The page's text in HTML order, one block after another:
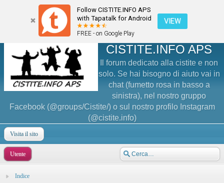
Follow CISTITE.INFO APS
with Tapatalk for Android
FREE - on Google Play
VIEW
CISTITE.INFO APS
Il forum dedicato alla cistite e non
solo. Se hai bisogno di aiuto vai in
chat (fumetto rosa in basso a
sinistra), nel nostro gruppo
Facebook (@groups/Cistite/) o sul nostro profilo Instagram
(@cistite.info)
Visita il sito
Utente
Indice